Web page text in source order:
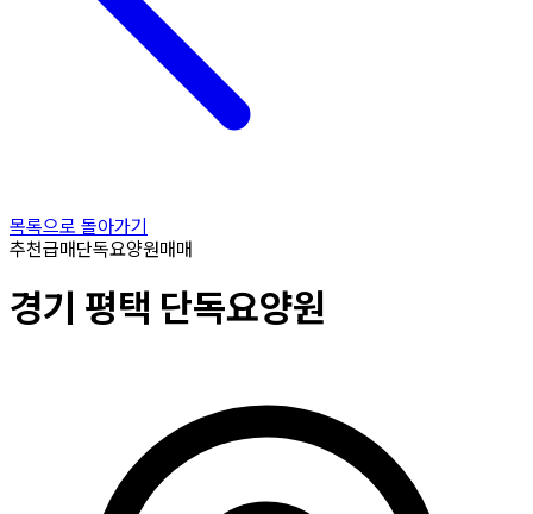
목록으로 돌아가기
추천급매단독요양원매매
경기 평택 단독요양원